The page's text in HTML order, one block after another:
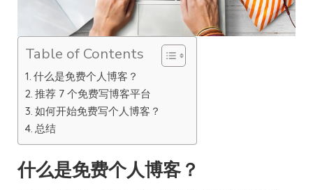
Table of Contents
什么是免费个人博客？
推荐 7 个免费写博客平台
如何开始免费写个人博客？
总结
什么是免费个人博客？